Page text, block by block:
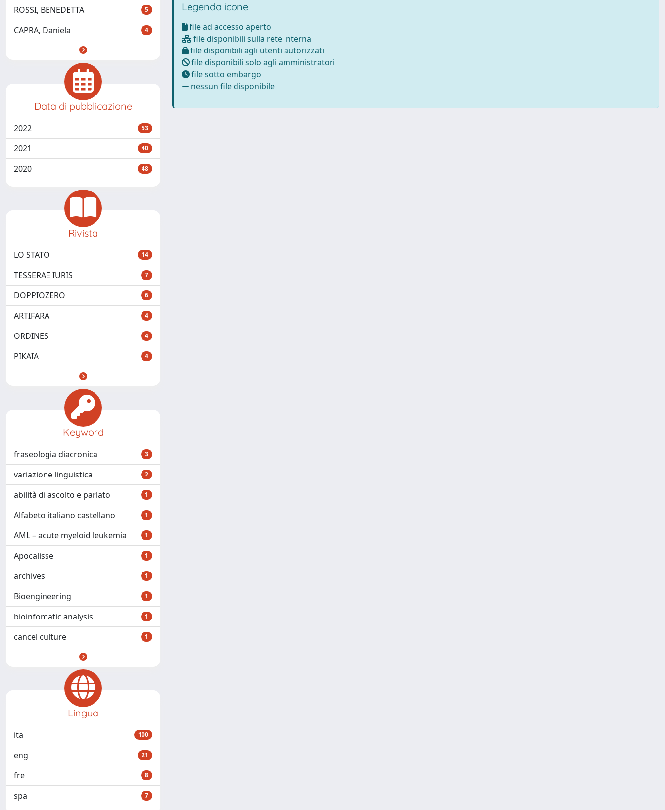
Legenda icone
file ad accesso aperto
file disponibili sulla rete interna
file disponibili agli utenti autorizzati
file disponibili solo agli amministratori
file sotto embargo
nessun file disponibile
ROSSI, BENEDETTA 5
CAPRA, Daniela 4
Data di pubblicazione
2022 53
2021 40
2020 48
Rivista
LO STATO 14
TESSERAE IURIS 7
DOPPIOZERO 6
ARTIFARA 4
ORDINES 4
PIKAIA 4
Keyword
fraseologia diacronica 3
variazione linguistica 2
abilità di ascolto e parlato 1
Alfabeto italiano castellano 1
AML – acute myeloid leukemia 1
Apocalisse 1
archives 1
Bioengineering 1
bioinfomatic analysis 1
cancel culture 1
Lingua
ita 100
eng 21
fre 8
spa 7